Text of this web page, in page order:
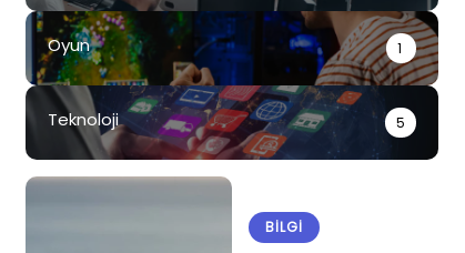
Oyun 1
Teknoloji 5
BILGI